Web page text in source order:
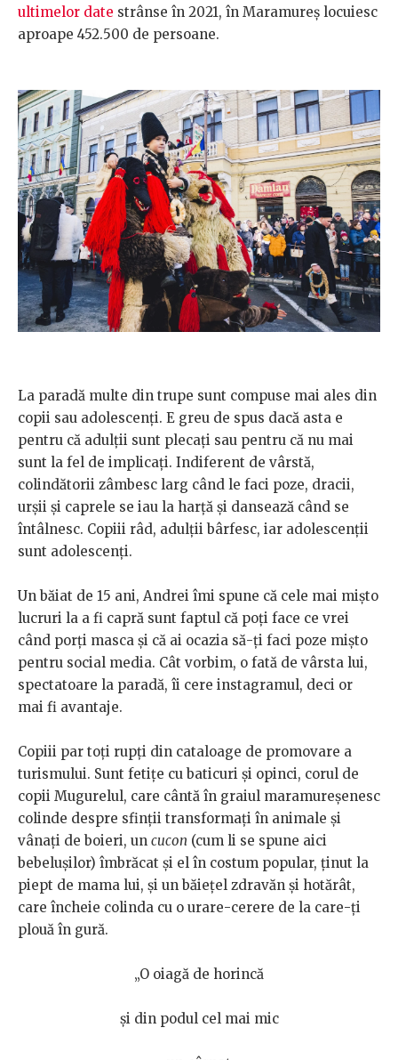
ultimelor date strânse în 2021, în Maramureș locuiesc
aproape 452.500 de persoane.
La paradă multe din trupe sunt compuse mai ales din
copii sau adolescenți. E greu de spus dacă asta e
pentru că adulții sunt plecați sau pentru că nu mai
sunt la fel de implicați. Indiferent de vârstă,
colindătorii zâmbesc larg când le faci poze, dracii,
urșii și caprele se iau la harță și dansează când se
întâlnesc. Copiii râd, adulții bârfesc, iar adolescenții
sunt adolescenți.
Un băiat de 15 ani, Andrei îmi spune că cele mai mișto
lucruri la a fi capră sunt faptul că poți face ce vrei
când porți masca și că ai ocazia să-ți faci poze mișto
pentru social media. Cât vorbim, o fată de vârsta lui,
spectatoare la paradă, îi cere instagramul, deci or
mai fi avantaje.
Copiii par toți rupți din cataloage de promovare a
turismului. Sunt fetițe cu baticuri și opinci, corul de
copii Mugurelul, care cântă în graiul maramureșenesc
colinde despre sfinții transformați în animale și
vânați de boieri, un cucon (cum li se spune aici
bebelușilor) îmbrăcat și el în costum popular, ținut la
piept de mama lui, și un băiețel zdravăn și hotărât,
care încheie colinda cu o urare-cerere de la care-ți
plouă în gură.
„O oiagă de horincă
și din podul cel mai mic